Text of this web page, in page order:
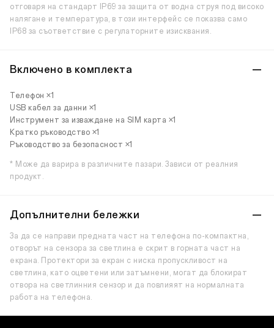
отговаря на стандарт IP69 за защита от водна струя под високо
налягане и температура, в този интерфейс се показва само
IP68 за съответствие с регулаторните изисквания.
Включено в комплекта
Телефон ×1
USB кабел за данни ×1
Инструмент за изваждане на SIM карта ×1
Кратко ръководство ×1
Ръководство за безопасност ×1
* Може да варира в различните пазари. Зависи от реалния
продукт.
Допълнителни бележки
За да се направи предната част на телефона по-компактна,
отворът на сензора за светлина е скрит в горната част на
екрана. Протектори за екран с ниска пропускливост на
светлина, като оцветени или затъмнени, могат да блокират
отвора на светлинния сензор и да повлияят на нормалната
работа на телефона.